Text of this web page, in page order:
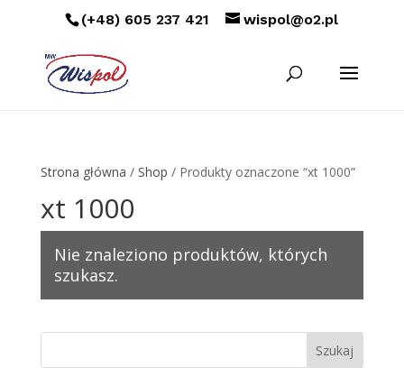
(+48) 605 237 421 wispol@o2.pl
Strona główna / Shop / Produkty oznaczone “xt 1000”
xt 1000
Nie znaleziono produktów, których
szukasz.